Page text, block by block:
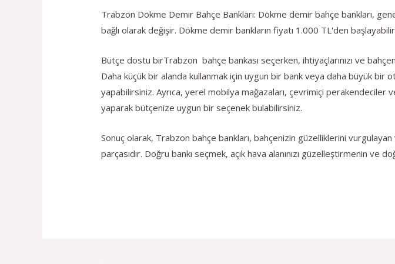
Trabzon Dökme Demir Bahçe Bankları: Dökme demir bahçe bankları,
bağlı olarak değişir. Dökme demir bankların fiyatı 1.000 TL'den
Bütçe dostu birTrabzon bahçe bankası seçerken, ihtiyaçlarınızı ve
Daha küçük bir alanda kullanmak için uygun bir bank veya daha büyük
yapabilirsiniz. Ayrıca, yerel mobilya mağazaları, çevrimiçi perakendeciler
yaparak bütçenize uygun bir seçenek bulabilirsiniz.
Sonuç olarak, Trabzon bahçe bankları, bahçenizin güzelliklerini
parçasıdır. Doğru bankı seçmek, açık hava alanınızı güzelleştirmenin ve